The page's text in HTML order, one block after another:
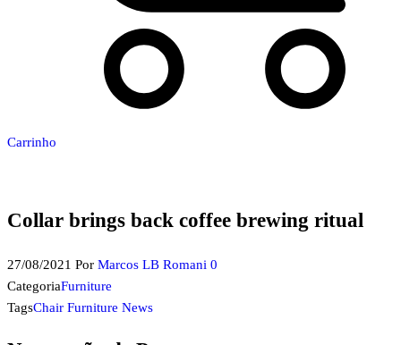
Carrinho
Collar brings back coffee brewing ritual
27/08/2021 Por Marcos LB Romani 0
CategoriaFurniture
TagsChair Furniture News